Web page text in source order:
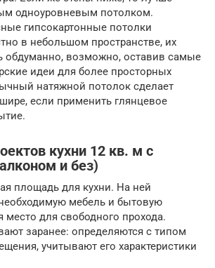
одноуровневым потолком.
гипсокартонные потолки
в небольшом пространстве, их
обдуманно, возможно, оставив самые
идеи для более просторных
натяжной потолок сделает
если применить глянцевое
кухни 12 кв. м с
и без)
площадь для кухни. На ней
мебель и бытовую
место для свободного прохода.
заранее: определяются с типом
учитывают его характеристики